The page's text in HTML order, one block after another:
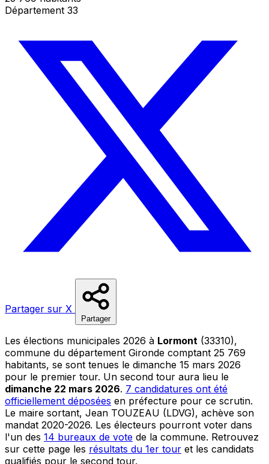
Département 33
Partager sur X
Partager
Les élections municipales 2026 à Lormont (33310),
commune du département Gironde comptant 25 769
habitants, se sont tenues le dimanche 15 mars 2026
pour le premier tour. Un second tour aura lieu le
dimanche 22 mars 2026. 7 candidatures ont été
officiellement déposées en préfecture pour ce scrutin.
Le maire sortant, Jean TOUZEAU (LDVG), achève son
mandat 2020-2026. Les électeurs pourront voter dans
l'un des 14 bureaux de vote de la commune. Retrouvez
sur cette page les résultats du 1er tour et les candidats
qualifiés pour le second tour.